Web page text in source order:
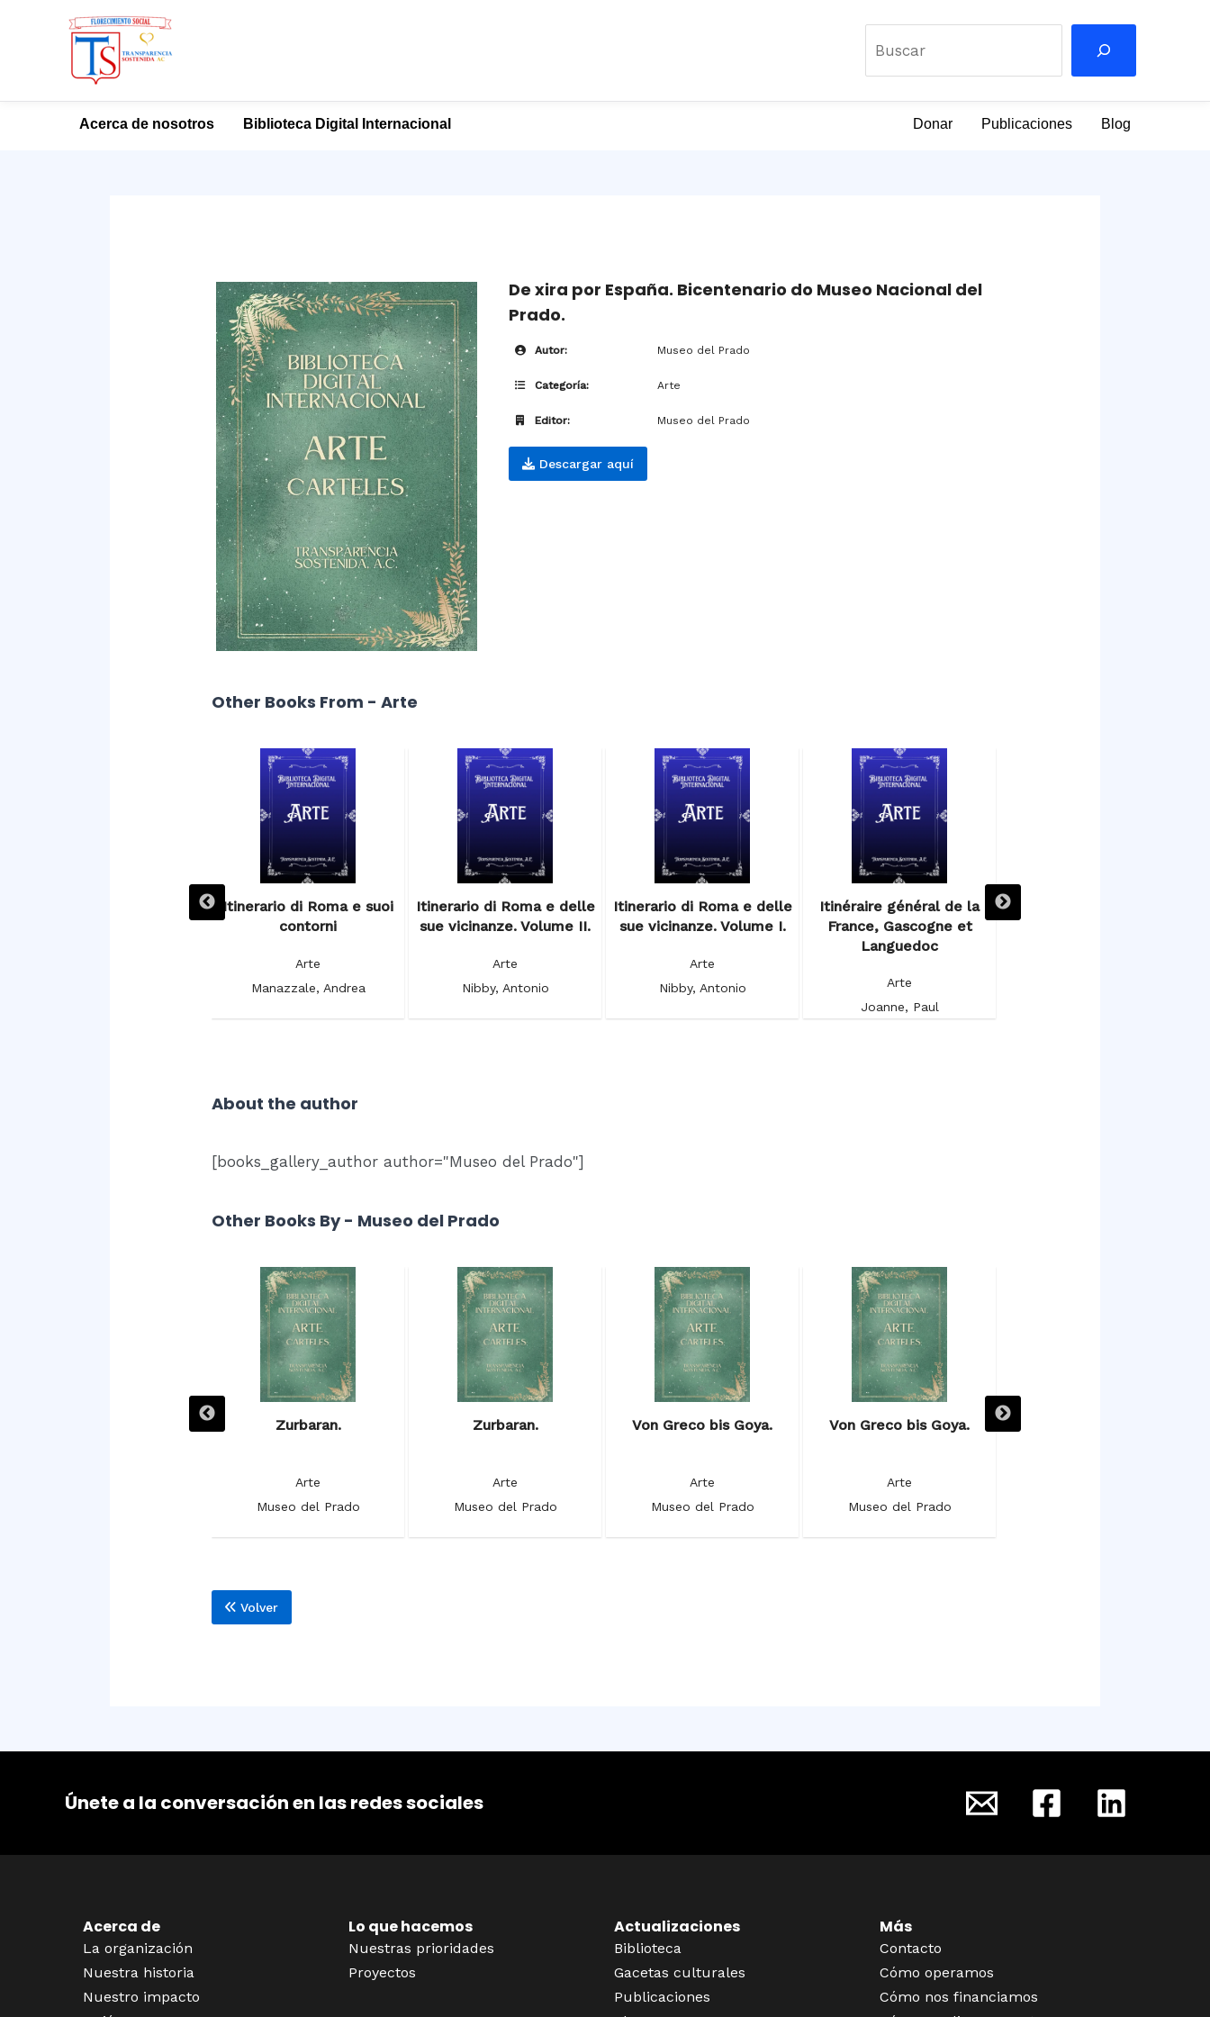
Buscar
Acerca de nosotros Biblioteca Digital Internacional Donar Publicaciones Blog
De xira por España. Bicentenario do Museo Nacional del
Prado.
Autor: Museo del Prado
Categoría: Arte
Editor: Museo del Prado
Descargar aquí
Other Books From - Arte
artistique et monumentale,
Itinerario di Roma e suoi
contorni
Arte
Manazzale, Andrea
Itinerario di Roma e delle
sue vicinanze. Volume II.
Arte
Nibby, Antonio
Itinerario di Roma e delle
sue vicinanze. Volume I.
Arte
Nibby, Antonio
Itinéraire général de la
France, Gascogne et
Languedoc
Arte
Joanne, Paul
historique et artistique de
About the author
[books_gallery_author author="Museo del Prado"]
Other Books By - Museo del Prado
Zurbaran.
Arte
Museo del Prado
Zurbaran.
Arte
Museo del Prado
Von Greco bis Goya.
Arte
Museo del Prado
Von Greco bis Goya.
Arte
Museo del Prado
Vistas monumentales de
Volver
Únete a la conversación en las redes sociales
Acerca de
La organización
Nuestra historia
Nuestro impacto
Lo que hacemos
Nuestras prioridades
Proyectos
Actualizaciones
Biblioteca
Gacetas culturales
Publicaciones
Más
Contacto
Cómo operamos
Cómo nos financiamos